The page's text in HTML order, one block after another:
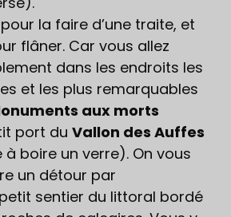
la faire d’une traite, et
flâner. Car vous allez
dans les endroits les
et les plus remarquables
aux morts
port du Vallon des Auffes
à boire un verre). On vous
un détour par
sentier du littoral bordé